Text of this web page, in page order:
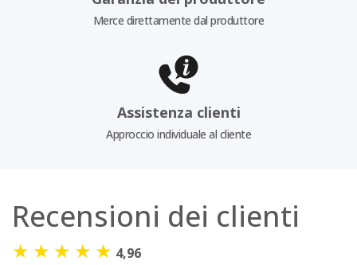
Merce direttamente dal produttore
Assistenza clienti
Approccio individuale al cliente
Recensioni dei clienti
★ ★ ★ ★ ★ 4,96